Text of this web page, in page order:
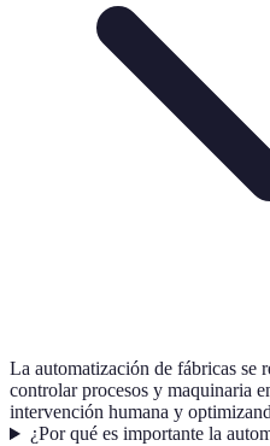
La automatización de fábricas se
controlar procesos y maquinaria
intervención humana y
¿Por qué es importante la